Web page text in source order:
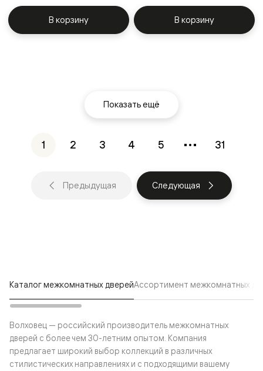
В корзину В корзину
Показать ещё
1 2 3 4 5 31
Предыдущая Следующая
Каталог межкомнатных дверейАссортимент межкомнатных
Волховец — российский производитель межкомнатных
дверей с более чем 30-летним опытом. Компания
предлагает широкий выбор коллекций в различных
стилистических направлениях и с подходящими вашему